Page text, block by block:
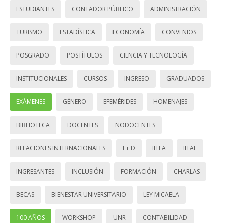
ESTUDIANTES CONTADOR PÚBLICO ADMINISTRACIÓN
TURISMO ESTADÍSTICA ECONOMÍA CONVENIOS
POSGRADO POSTÍTULOS CIENCIA Y TECNOLOGÍA
INSTITUCIONALES CURSOS INGRESO GRADUADOS
EXÁMENES GÉNERO EFEMÉRIDES HOMENAJES
BIBLIOTECA DOCENTES NODOCENTES
RELACIONES INTERNACIONALES I + D IITEA IITAE
INGRESANTES INCLUSIÓN FORMACIÓN CHARLAS
BECAS BIENESTAR UNIVERSITARIO LEY MICAELA
100 AÑOS WORKSHOP UNR CONTABILIDAD